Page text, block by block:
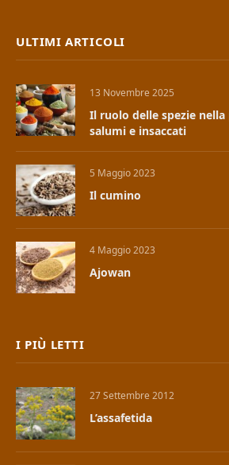
ULTIMI ARTICOLI
13 Novembre 2025
Il ruolo delle spezie
salumi e insaccati
5 Maggio 2023
Il cumino
4 Maggio 2023
Ajowan
I PIÙ LETTI
27 Settembre 2012
L’assafetida